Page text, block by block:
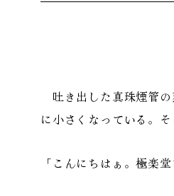
吐き出した真珠煙管
に小さくなっている。
「こんにちはぁ。極楽